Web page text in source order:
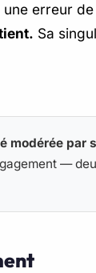
erreur
Sa
modérée par
—